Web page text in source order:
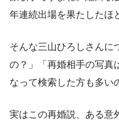
年連続出場を果たしたほ
そんな三山ひろしさんに
の？」「再婚相手の写真
なって検索した方も多い
実はこの再婚説、ある意